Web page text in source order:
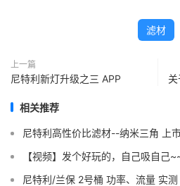
滤材
上一篇
尼特利新灯升级之三 APP
相关推荐
尼特利高性价比滤材--纳米三角 上
【视频】发个好玩的，自己吸自己
尼特利/兰保 2号桶 功率、流量 实测